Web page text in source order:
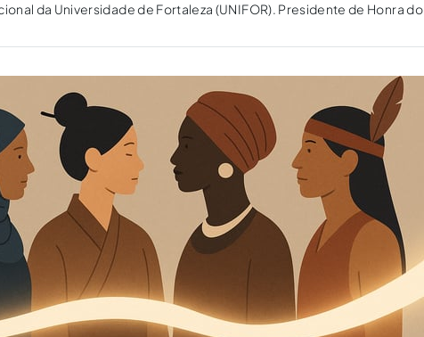
da Universidade de Fortaleza (UNIFOR). Presidente de Honra do